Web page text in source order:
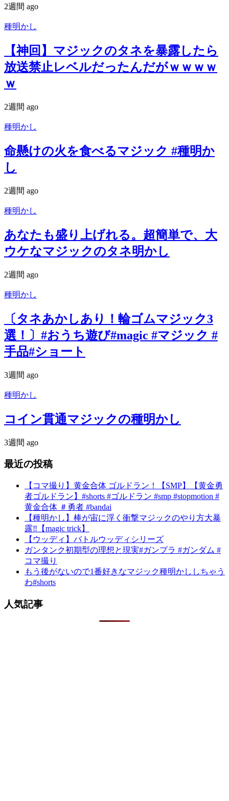
2週間 ago
種明かし
【神回】マジックのタネを暴露したら
放送禁止レベルだったんだがｗｗｗｗ
ｗ
2週間 ago
種明かし
命懸けの火を食べるマジック #種明か
し
2週間 ago
種明かし
あなたも盛り上げれる。超簡単で、大
ウケなマジックのタネ明かし
2週間 ago
種明かし
〔タネあかしあり！輪ゴムマジック3
選！〕#おうち遊び#magic #マジック #
手品#ショート
3週間 ago
種明かし
コイン貫通マジックの種明かし
3週間 ago
最近の投稿
【コマ撮り】黄金合体 ゴルドラン！【SMP】【黄金勇
者ゴルドラン】#shorts #ゴルドラン #smp #stopmotion #
黄金合体 ＃勇者 #bandai
【種明かし】棒が宙に浮く衝撃マジックのやり方大暴
露‼️【magic trick】
【ウッディ】バトルウッディシリーズ
ガンタンク初期型の理想と現実#ガンプラ #ガンダム #
コマ撮り
もう後がないので1番好きなマジック種明かししちゃう
わ#shorts
人気記事